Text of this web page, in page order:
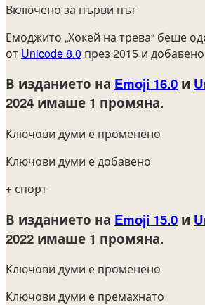
Включено за първи път
Емоджито „Хокей на трева“ беше
от Unicode 8.0 през 2015 и
В изданието на Emoji 16.0 и
2024 имаше 1 промяна.
Ключови думи е променено
Ключови думи е добавено
+ спорт
В изданието на Emoji 15.0 и
2022 имаше 1 промяна.
Ключови думи е променено
Ключови думи е премахнато